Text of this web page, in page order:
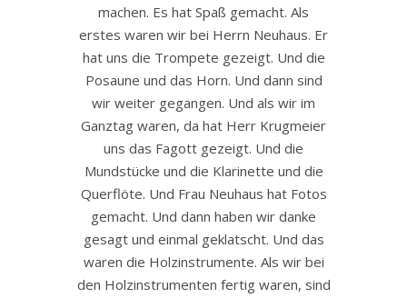
machen. Es hat Spaß gemacht. Als
erstes waren wir bei Herrn Neuhaus. Er
hat uns die Trompete gezeigt. Und die
Posaune und das Horn. Und dann sind
wir weiter gegangen. Und als wir im
Ganztag waren, da hat Herr Krugmeier
uns das Fagott gezeigt. Und die
Mundstücke und die Klarinette und die
Querflöte. Und Frau Neuhaus hat Fotos
gemacht. Und dann haben wir danke
gesagt und einmal geklatscht. Und das
waren die Holzinstrumente. Als wir bei
den Holzinstrumenten fertig waren, sind